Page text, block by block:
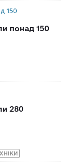
понад 150
280